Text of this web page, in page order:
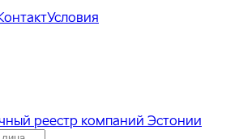
Условия
реестр компаний Эстонии